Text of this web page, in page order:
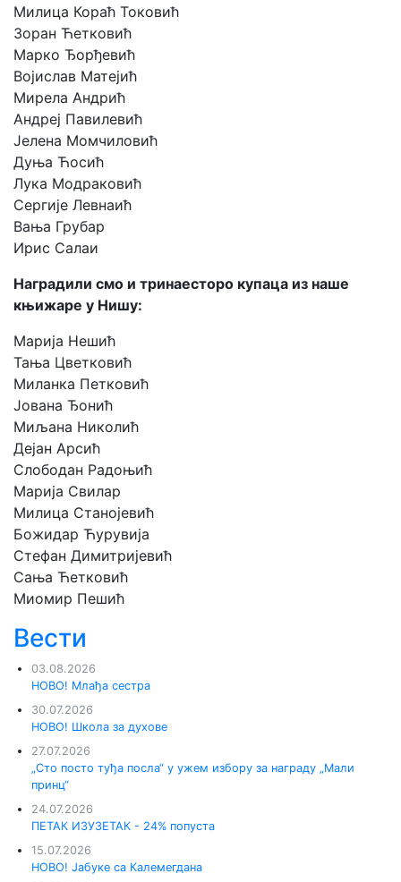
Милица Кораћ Токовић
Зоран Ћетковић
Марко Ђорђевић
Војислав Матејић
Мирела Андрић
Андреј Павилевић
Јелена Момчиловић
Дуња Ћосић
Лука Модраковић
Сергије Левнаић
Вања Грубар
Ирис Салаи
Наградили смо и тринаесторо купаца из наше
књижаре у Нишу:
Марија Нешић
Тања Цветковић
Миланка Петковић
Јована Ђонић
Миљана Николић
Дејан Арсић
Слободан Радоњић
Марија Свилар
Милица Станојевић
Божидар Ћурувија
Стефан Димитријевић
Сања Ћетковић
Миомир Пешић
Вести
03.08.2026
НОВО! Млађа сестра
30.07.2026
НОВО! Школа за духове
27.07.2026
„Сто посто туђа посла“ у ужем избору за награду „Мали
принц“
24.07.2026
ПЕТАК ИЗУЗЕТАК - 24% попуста
15.07.2026
НОВО! Јабуке са Калемегдана